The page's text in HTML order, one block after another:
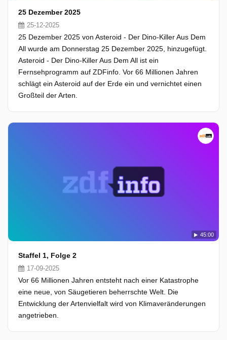
25 Dezember 2025
25-12-2025
25 Dezember 2025 von Asteroid - Der Dino-Killer Aus Dem
All wurde am Donnerstag 25 Dezember 2025, hinzugefügt.
Asteroid - Der Dino-Killer Aus Dem All ist ein
Fernsehprogramm auf ZDFinfo. Vor 66 Millionen Jahren
schlägt ein Asteroid auf der Erde ein und vernichtet einen
Großteil der Arten.
45:00
Staffel 1, Folge 2
17-09-2025
Vor 66 Millionen Jahren entsteht nach einer Katastrophe
eine neue, von Säugetieren beherrschte Welt. Die
Entwicklung der Artenvielfalt wird von Klimaveränderungen
angetrieben.